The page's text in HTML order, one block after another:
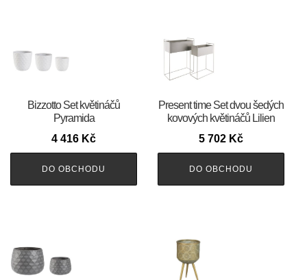
Bizzotto Set květináčů
Pyramida
4 416 Kč
DO OBCHODU
Present time Set dvou šedých
kovových květináčů Lilien
5 702 Kč
DO OBCHODU